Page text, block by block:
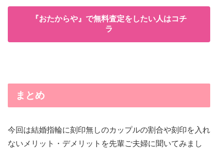
『おたからや』で無料査定をしたい人はコチ
ラ
まとめ
今回は結婚指輪に刻印無しのカップルの割合や刻印を入れ
ないメリット・デメリットを先輩ご夫婦に聞いてみまし